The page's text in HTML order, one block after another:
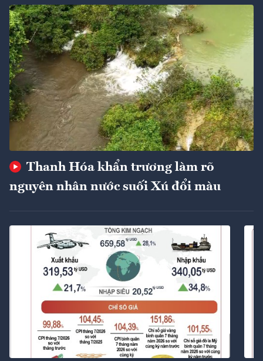
Thanh Hóa khẩn trương làm rõ
nguyên nhân nước suối Xú đổi màu